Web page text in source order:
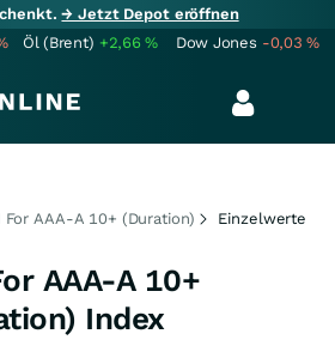
→ Jetzt Depot eröffnen
Öl (Brent) +2,66% Dow Jones -0,03%
For AAA-A 10+ (Duration) Einzelwerte
AAA-A 10+
Index